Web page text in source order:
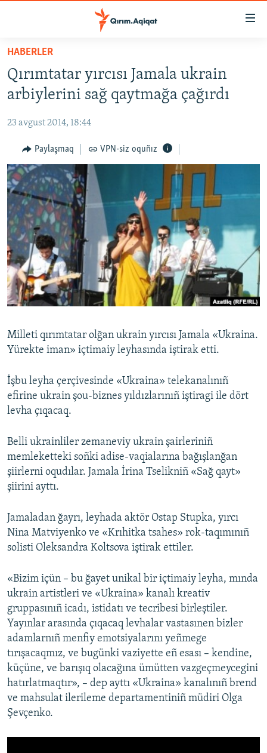
Esas
qaytmaq
Baş
navigatsiyağa
qaytmaq
qaytmaq
SİYASET
İQTİSADİYAT
CEMİYET
MEDENİYET
İNSAN AQLARI
VİDEO
SÜRET
BLOGLAR
FİKİR
Русский
Українською
QOŞULIÑIZ!
RFE/RS bütün saytları
HABERLER
Qırımtatar yırcısı Jamala ukrain
arbiylerini sağ qaytmağa çağırdı
23 avgust 2014, 18:44
Paylaşmaq VPN-siz oquñız
Milleti qırımtatar olğan ukrain yırcısı Jamala «Ukraina.
Yürekte iman» içtimaiy leyhasında iştirak etti.
İşbu leyha çerçivesinde «Ukraina» telekanalınıñ
efirine ukrain şou-biznes yıldızlarınıñ iştiragi ile dört
levha çıqacaq.
Belli ukrainliler zemaneviy ukrain şairleriniñ
memleketteki soñki adise-vaqialarına bağışlanğan
şiirlerni oqudılar. Jamala İrina Tselikniñ «Sağ qayt»
şiirini ayttı.
Jamaladan ğayrı, leyhada aktör Ostap Stupka, yırcı
Nina Matviyenko ve «Krıhitka tsahes» rok-taqımınıñ
solisti Oleksandra Koltsova iştirak ettiler.
«Bizim içün – bu ğayet unikal bir içtimaiy leyha, mında
ukrain artistleri ve «Ukraina» kanalı kreativ
gruppasınıñ icadı, istidatı ve tecribesi birleştiler.
Yayınlar arasında çıqacaq levhalar vastasınen bizler
adamlarnıñ menfiy emotsiyalarını yeñmege
tırışacaqmız, ve bugünki vaziyette eñ esası – kendine,
küçüne, ve barışıq olacağına ümütten vazgeçmeycegini
hatırlatmaqtır», – dep ayttı «Ukraina» kanalınıñ brend
ve mahsulat ilerileme departamentiniñ müdiri Olga
Şevçenko.